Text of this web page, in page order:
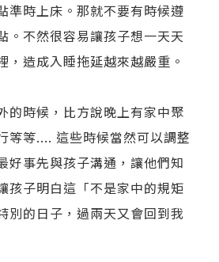
準時上床。那就不要有時候遵
。不然很容易讓孩子想一天天
，造成入睡拖延越來越嚴重。
的時候，比方說晚上有家中聚
等等.... 這些時候當然可以調整
好事先與孩子溝通，讓他們知
孩子明白這「不是家中的規矩
別的日子，過兩天又會回到我